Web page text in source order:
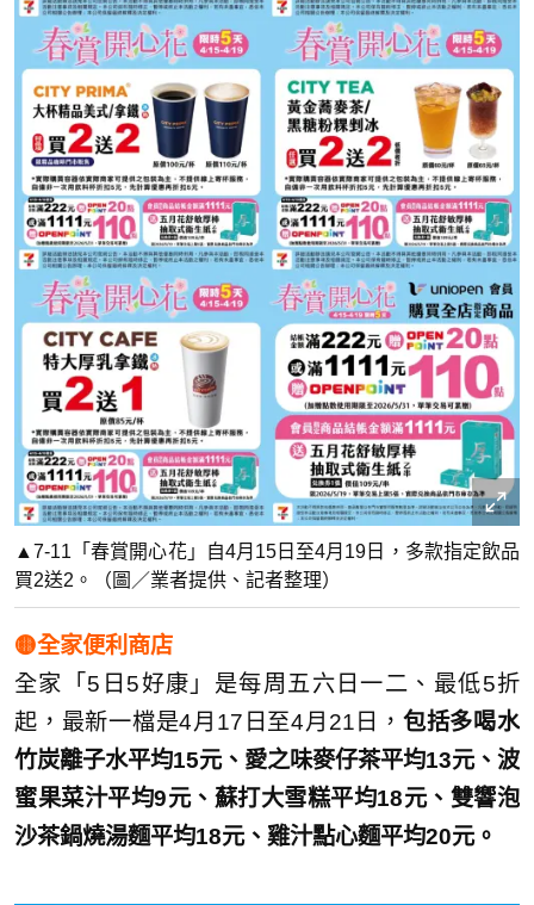
▲7-11「春賞開心花」自4月15日至4月19日，多款指定飲品
買2送2。（圖／業者提供、記者整理）
🟡全家便利商店
全家「5日5好康」是每周五六日一二、最低5折
起，最新一檔是4月17日至4月21日， 包括多喝水
竹炭離子水平均15元、愛之味麥仔茶平均13元、波
蜜果菜汁平均9元、蘇打大雪糕平均18元、雙響泡
沙茶鍋燒湯麵平均18元、雞汁點心麵平均20元。